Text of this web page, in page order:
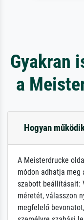
Gyakran
a
Hogyan
A Meisterdrucke
módon adhatja meg
szabott beállításait:
méretét, válasszon
megfelelő